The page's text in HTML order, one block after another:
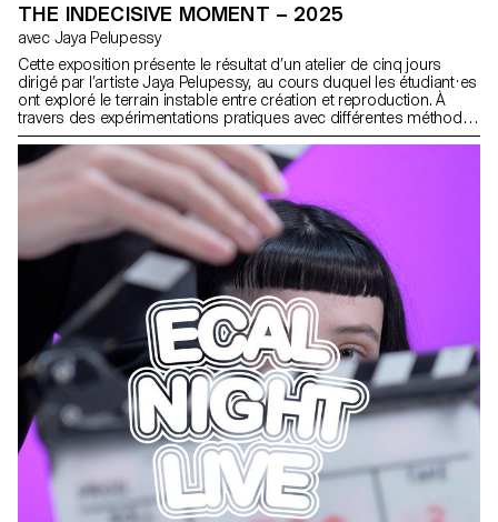
THE INDECISIVE MOMENT – 2025
avec Jaya Pelupessy
Cette exposition présente le résultat d’un atelier de cinq jours
dirigé par l’artiste Jaya Pelupessy, au cours duquel les étudiant·es
ont exploré le terrain instable entre création et reproduction. À
travers des expérimentations pratiques avec différentes méthodes
de duplication et stratégies d’appropriation, l’atelier a invité à
reconsidérer l’image — non comme un produit fini, mais comme
un processus, une question, un lieu de transformation continue.
En embrassant les moments d’incertitude, les essais et erreurs,
ainsi que les découvertes inattendues, les participant·es se sont
concentré·es sur ce que Pelupessy appelle Le Moment Indécis : la
phase intermédiaire où les résultats sont incertains et où
l’intention est perturbée par le hasard. Ces œuvres reflètent un
déplacement de la quête de sens figé vers une image en
mouvement — inachevée, ouverte et relationnelle.